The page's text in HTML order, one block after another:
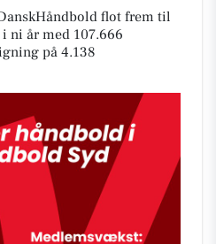
flot frem til
ni år med 107.666
på 4.138